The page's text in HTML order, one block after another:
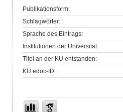
Publikationsform:
Schlagwörter:
Sprache des Eintrags:
Institutionen der Universität:
Titel an der KU entstanden:
KU.edoc-ID: